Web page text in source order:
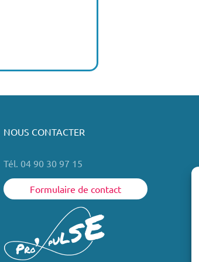
NOUS CONTACTER
Tél. 04 90 30 97 15
Formulaire de contact